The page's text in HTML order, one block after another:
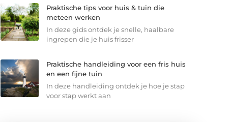
Praktische tips voor huis & tuin die
meteen werken
In deze gids ontdek je snelle, haalbare
ingrepen die je huis frisser
Praktische handleiding voor een fris huis
en een fijne tuin
In deze handleiding ontdek je hoe je stap
voor stap werkt aan